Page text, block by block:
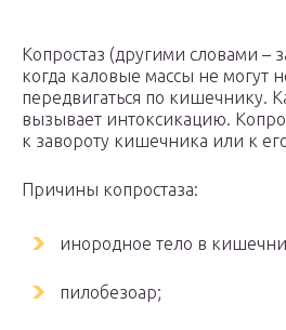
Копростаз (другими словами –
когда каловые массы не могут
передвигаться по кишечнику.
вызывает интоксикацию.
к завороту кишечника или к
Причины копростаза:
инородное тело в
пилобезоар;